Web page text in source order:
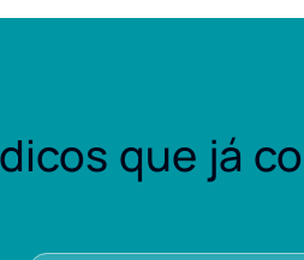
que já